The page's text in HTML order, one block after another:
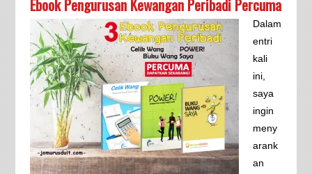
Ebook Pengurusan Kewangan Peribadi Percuma
Dalam
entri
kali
ini,
saya
ingin
meny
arank
an